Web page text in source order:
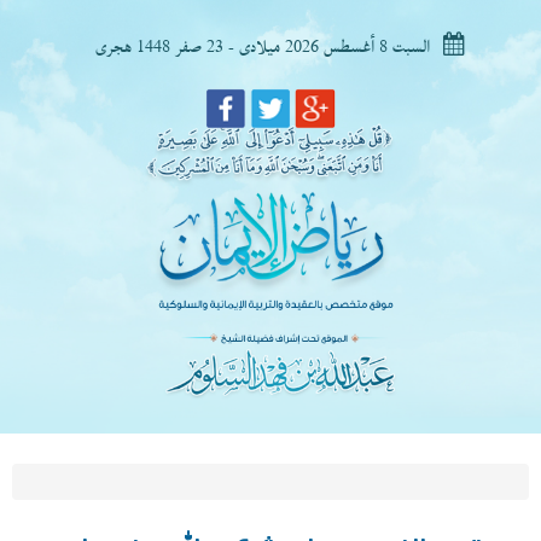
السبت 8 أغسطس 2026 ميلادى - 23 صفر 1448 هجرى